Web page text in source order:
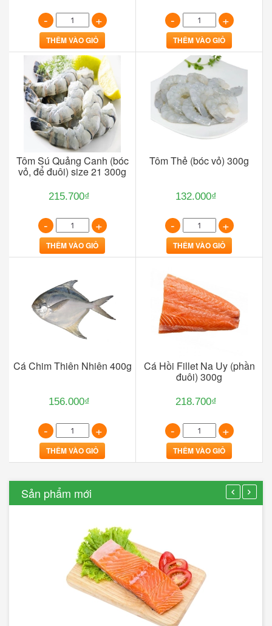
- +
THÊM VÀO GIỎ
- +
THÊM VÀO GIỎ
Tôm Sú Quảng Canh (bóc
vỏ, để đuôi) size 21 300g
215.700₫
- +
THÊM VÀO GIỎ
Tôm Thẻ (bóc vỏ) 300g
132.000₫
- +
THÊM VÀO GIỎ
Cá Chim Thiên Nhiên 400g
156.000₫
- +
THÊM VÀO GIỎ
Cá Hồi Fillet Na Uy (phần
đuôi) 300g
218.700₫
- +
THÊM VÀO GIỎ
Sản phẩm mới